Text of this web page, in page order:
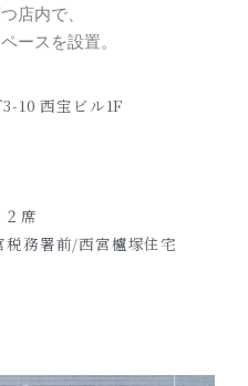
店内で、
ースを設置。
10 西宝ビル1F
席
務署前/西宮櫨塚住宅